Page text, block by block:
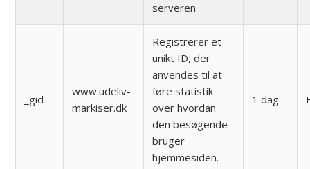
serveren
_gid
www.udeliv-
markiser.dk
Registrerer et
unikt ID, der
anvendes til at
føre statistik
over hvordan
den besøgende
bruger
hjemmesiden.
1 dag